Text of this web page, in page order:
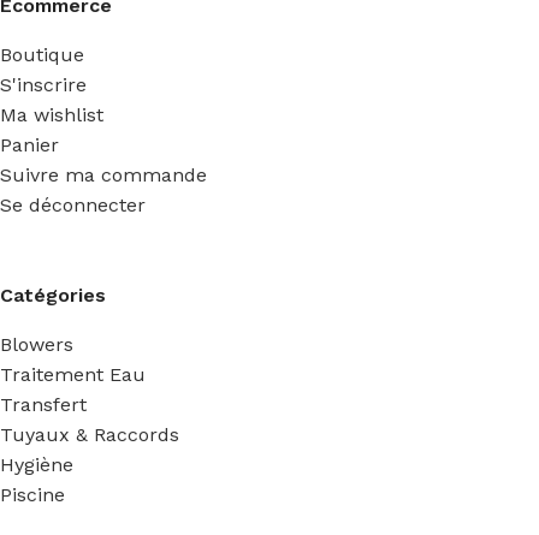
Ecommerce
Boutique
S'inscrire
Ma wishlist
Panier
Suivre ma commande
Se déconnecter
Catégories
Blowers
Traitement Eau
Transfert
Tuyaux & Raccords
Hygiène
Piscine